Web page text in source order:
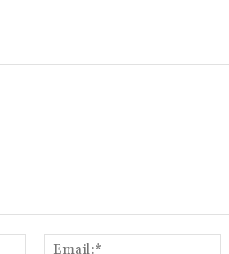
Name:*